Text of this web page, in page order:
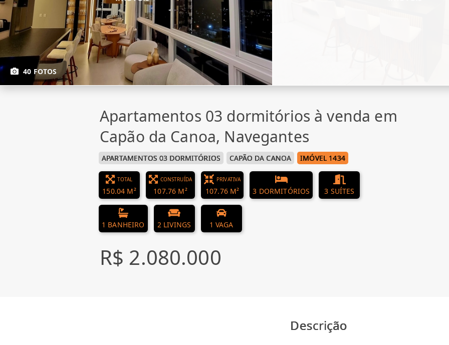
40 FOTOS
Apartamentos 03 dormitórios à venda em
Capão da Canoa, Navegantes
APARTAMENTOS 03 DORMITÓRIOS CAPÃO DA CANOA IMÓVEL 1434
TOTAL
150.04 M²
CONSTRUÍDA
107.76 M²
PRIVATIVA
107.76 M² 3 DORMITÓRIOS 3 SUÍTES
1 BANHEIRO 2 LIVINGS 1 VAGA
R$ 2.080.000
Descrição